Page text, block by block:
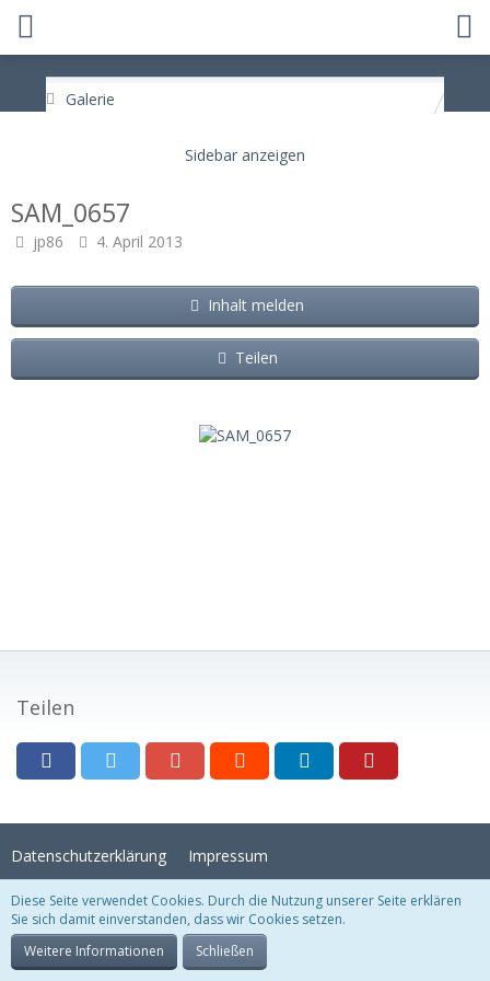
Galerie
SAM_0657
jp86 4. April 2013
Inhalt melden
Teilen
Teilen
Datenschutzerklärung Impressum
Stil:Crystal Temptation , erstellt vonKittMedia
Community-Software:
Diese Seite verwendet Cookies. Durch die Nutzung unserer Seite erklären
Sie sich damit einverstanden, dass wir Cookies setzen.
Weitere Informationen
Schließen